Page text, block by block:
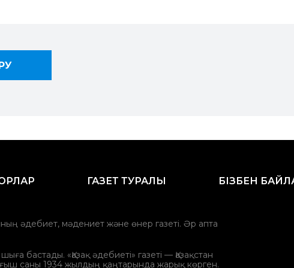
ГАЗЕТ ТУРАЛЫ БІЗБЕН
әдебиет, мәдениет және өнер газеті. Әр апта
бастады. «Қазақ әдебиеті» газеті — Қазақстан
саны 1934 жылдың қаңтарында жарық көрген.